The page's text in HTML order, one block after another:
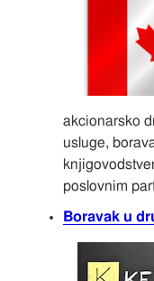
akcionarsko
usluge,
poslovnim
Boravak u